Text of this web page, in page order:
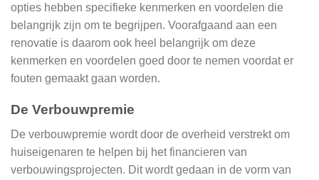
opties hebben specifieke kenmerken en voordelen die
belangrijk zijn om te begrijpen. Voorafgaand aan een
renovatie is daarom ook heel belangrijk om deze
kenmerken en voordelen goed door te nemen voordat er
fouten gemaakt gaan worden.
De Verbouwpremie
De verbouwpremie wordt door de overheid verstrekt om
huiseigenaren te helpen bij het financieren van
verbouwingsprojecten. Dit wordt gedaan in de vorm van